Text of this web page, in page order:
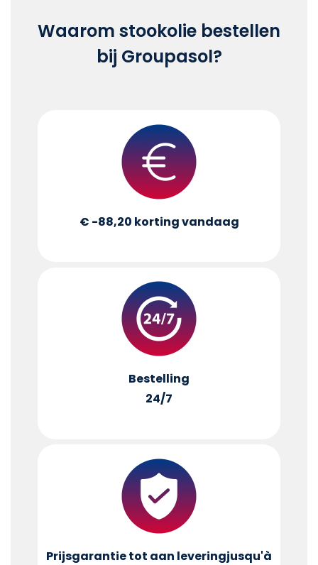
Waarom stookolie bestellen
bij Groupasol?
€ -88,20 korting vandaag
Bestelling
24/7
Prijsgarantie tot aan leveringjusqu'à